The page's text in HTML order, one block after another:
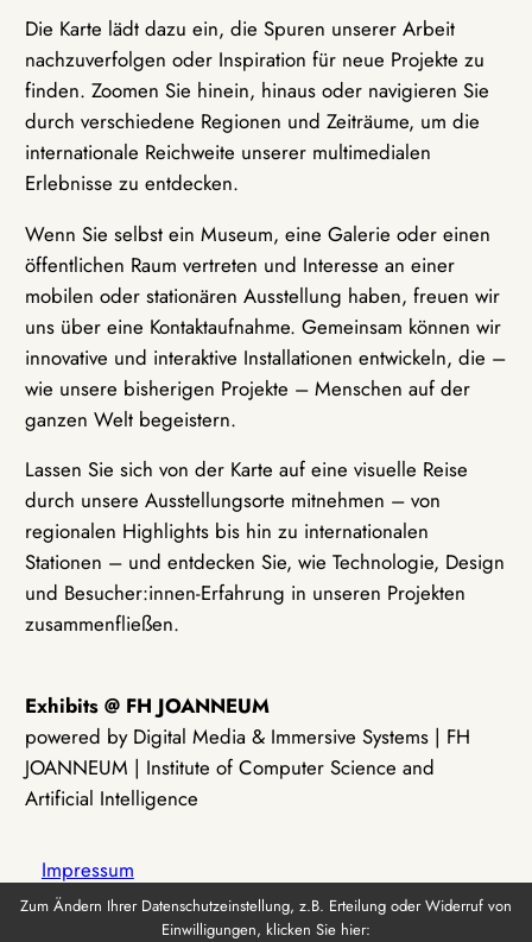
Die Karte lädt dazu ein, die Spuren unserer Arbeit
nachzuverfolgen oder Inspiration für neue Projekte zu
finden. Zoomen Sie hinein, hinaus oder navigieren Sie
durch verschiedene Regionen und Zeiträume, um die
internationale Reichweite unserer multimedialen
Erlebnisse zu entdecken.
Wenn Sie selbst ein Museum, eine Galerie oder einen
öffentlichen Raum vertreten und Interesse an einer
mobilen oder stationären Ausstellung haben, freuen wir
uns über eine Kontaktaufnahme. Gemeinsam können wir
innovative und interaktive Installationen entwickeln, die –
wie unsere bisherigen Projekte – Menschen auf der
ganzen Welt begeistern.
Lassen Sie sich von der Karte auf eine visuelle Reise
durch unsere Ausstellungsorte mitnehmen – von
regionalen Highlights bis hin zu internationalen
Stationen – und entdecken Sie, wie Technologie, Design
und Besucher:innen-Erfahrung in unseren Projekten
zusammenfließen.
Exhibits @ FH JOANNEUM
powered by Digital Media & Immersive Systems | FH
JOANNEUM | Institute of Computer Science and
Artificial Intelligence
Impressum
Zum Ändern Ihrer Datenschutzeinstellung, z.B. Erteilung oder Widerruf von
Einwilligungen, klicken Sie hier: